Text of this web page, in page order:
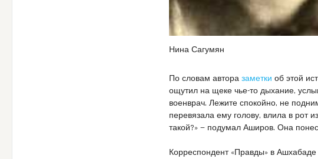
Нина Сагумян
По словам авторазаметки об этой
ощутил на щеке чье-то дыхание,
военврач. Лежите спокойно, не
перевязала ему голову, влила в рот
такой?» — подумал Аширов. Она
Корреспондент «Правды» в Ашхабаде